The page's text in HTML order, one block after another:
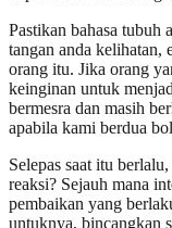
Pastikan bahasa tubuh
tangan anda kelihatan,
orang itu. Jika orang
keinginan untuk
bermesra dan masih
apabila kami berdua
Selepas saat itu
reaksi? Sejauh mana
pembaikan yang
untuknya, bincangkan